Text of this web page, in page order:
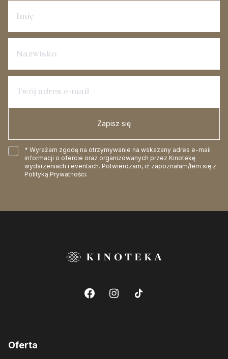
Zapisz się
* Wyrażam zgodę na otrzymywanie na wskazany adres e-mail
informacji o ofercie oraz organizowanych przez Kinotekę
wydarzeniach i eventach. Potwierdzam, iż zapoznałam/łem się z
Polityką Prywatności.
Oferta